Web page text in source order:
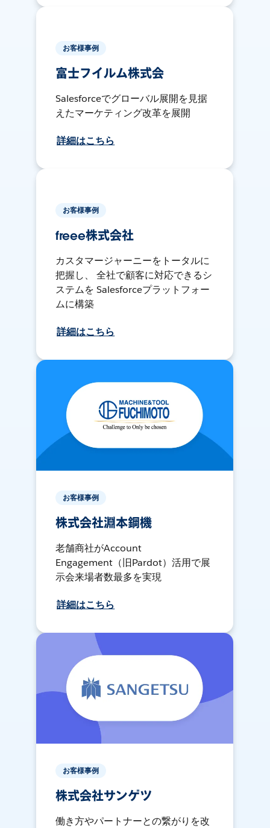
お客様事例
富士フイルム株式会
Salesforceでグローバル展開を見据
えたマーケティング改革を展開
詳細はこちら
お客様事例
freee株式会社
カスタマージャーニーをトータルに
把握し、 全社で顧客に対応できるシ
ステムを Salesforceプラットフォー
ムに構築
詳細はこちら
お客様事例
株式会社淵本鋼機
老舗商社がAccount
Engagement（旧Pardot）活用で展
示会来場者数最多を実現
詳細はこちら
お客様事例
株式会社サンゲツ
働き方やパートナーとの繋がりを改